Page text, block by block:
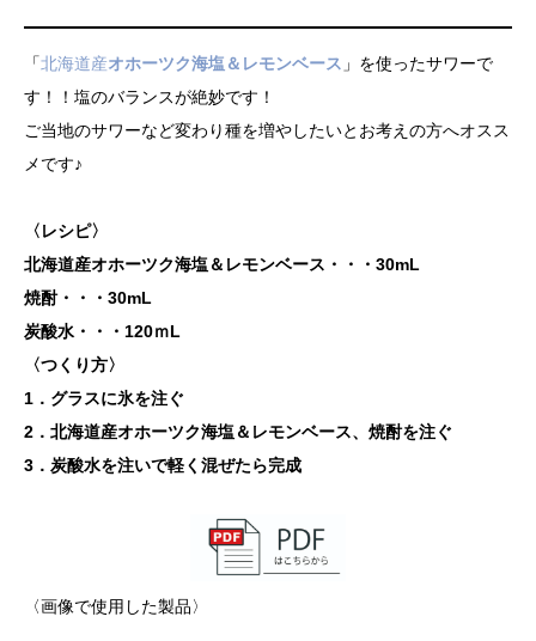
「北海道産オホーツク海塩＆レモンベース 」を使ったサワーで
す！！塩のバランスが絶妙です！
ご当地のサワーなど変わり種を増やしたいとお考えの方へオスス
メです♪
〈レシピ〉
北海道産オホーツク海塩＆レモンベース・・・30mL
焼酎・・・30mL
炭酸水・・・120ｍL
〈つくり方〉
1．グラスに氷を注ぐ
2．北海道産オホーツク海塩＆レモンベース、焼酎を注ぐ
3．炭酸水を注いで軽く混ぜたら完成
〈画像で使用した製品〉